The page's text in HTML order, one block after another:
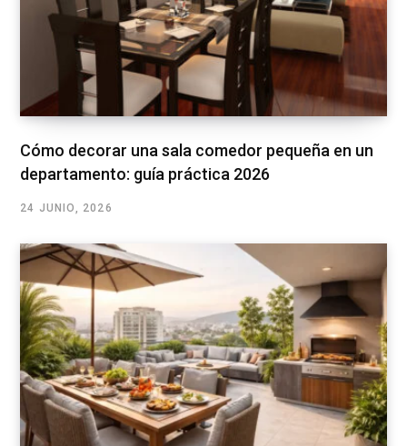
Cómo decorar una sala comedor pequeña en un
departamento: guía práctica 2026
24 JUNIO, 2026